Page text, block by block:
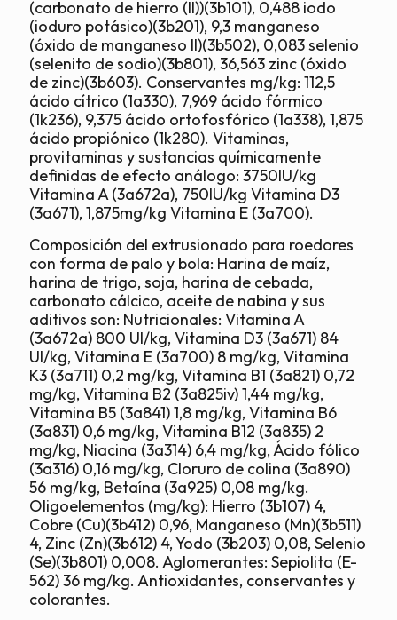
(carbonato de hierro (II))(3b101), 0,488 iodo
(ioduro potásico)(3b201), 9,3 manganeso
(óxido de manganeso II)(3b502), 0,083 selenio
(selenito de sodio)(3b801), 36,563 zinc (óxido
de zinc)(3b603). Conservantes mg/kg: 112,5
ácido cítrico (1a330), 7,969 ácido fórmico
(1k236), 9,375 ácido ortofosfórico (1a338), 1,875
ácido propiónico (1k280). Vitaminas,
provitaminas y sustancias químicamente
definidas de efecto análogo: 3750IU/kg
Vitamina A (3a672a), 750IU/kg Vitamina D3
(3a671), 1,875mg/kg Vitamina E (3a700).
Composición del extrusionado para roedores
con forma de palo y bola: Harina de maíz,
harina de trigo, soja, harina de cebada,
carbonato cálcico, aceite de nabina y sus
aditivos son: Nutricionales: Vitamina A
(3a672a) 800 UI/kg, Vitamina D3 (3a671) 84
UI/kg, Vitamina E (3a700) 8 mg/kg, Vitamina
K3 (3a711) 0,2 mg/kg, Vitamina B1 (3a821) 0,72
mg/kg, Vitamina B2 (3a825iv) 1,44 mg/kg,
Vitamina B5 (3a841) 1,8 mg/kg, Vitamina B6
(3a831) 0,6 mg/kg, Vitamina B12 (3a835) 2
mg/kg, Niacina (3a314) 6,4 mg/kg, Ácido fólico
(3a316) 0,16 mg/kg, Cloruro de colina (3a890)
56 mg/kg, Betaína (3a925) 0,08 mg/kg.
Oligoelementos (mg/kg): Hierro (3b107) 4,
Cobre (Cu)(3b412) 0,96, Manganeso (Mn)(3b511)
4, Zinc (Zn)(3b612) 4, Yodo (3b203) 0,08, Selenio
(Se)(3b801) 0,008. Aglomerantes: Sepiolita (E-
562) 36 mg/kg. Antioxidantes, conservantes y
colorantes.